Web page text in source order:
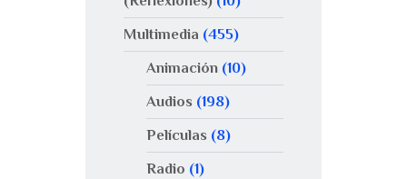
Multimedia (455)
Animación(10)
Audios (198)
Películas (8)
Radio (1)